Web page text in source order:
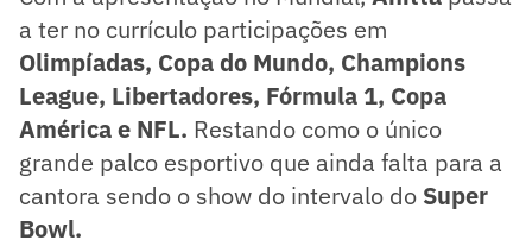
a ter no currículo participações em
Olimpíadas, Copa do Mundo, Champions
League, Libertadores, Fórmula 1, Copa
América e NFL. Restando como o único
grande palco esportivo que ainda falta para a
cantora sendo o show do intervalo do Super
Bowl.